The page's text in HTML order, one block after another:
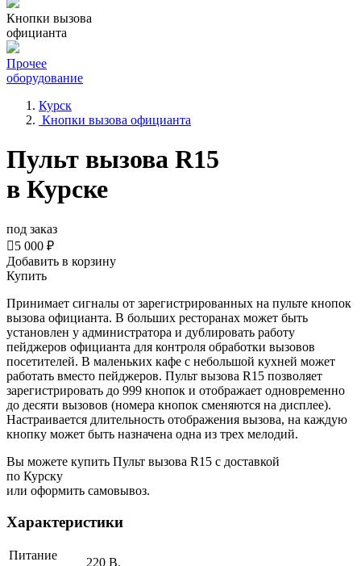
Кнопки вызова
официанта
Прочее
оборудование
Курск
Кнопки вызова официанта
Пульт вызова R15
в Курске
под заказ
5 000 ₽
Добавить в корзину
Купить
Принимает сигналы от зарегистрированных на пульте кнопок
вызова официанта. В больших ресторанах может быть
установлен у администратора и дублировать работу
пейджеров официанта для контроля обработки вызовов
посетителей. В маленьких кафе с небольшой кухней может
работать вместо пейджеров. Пульт вызова R15 позволяет
зарегистрировать до 999 кнопок и отображает одновременно
до десяти вызовов (номера кнопок сменяются на дисплее).
Настраивается длительность отображения вызова, на каждую
кнопку может быть назначена одна из трех мелодий.
Вы можете купить Пульт вызова R15 с доставкой
по Курску
или оформить самовывоз.
Характеристики
Питание
220 В.